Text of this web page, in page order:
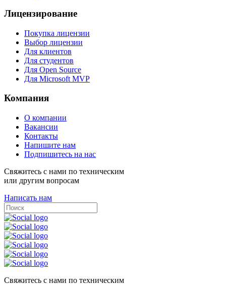
Лицензирование
Покупка лицензии
Выбор лицензии
Для клиентов
Для студентов
Для Open Source
Для Microsoft MVP
Компания
О компании
Вакансии
Контакты
Напишите нам
Подпишитесь на нас
Свяжитесь с нами по техническим
или другим вопросам
Написать нам
Свяжитесь с нами по техническим